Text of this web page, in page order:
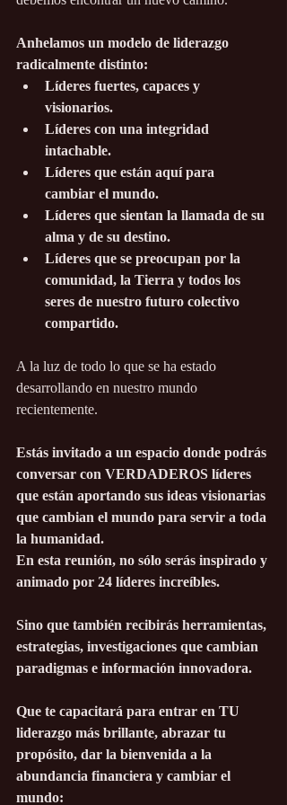
Anhelamos un modelo de liderazgo
radicalmente distinto:
Líderes fuertes, capaces y
visionarios.
Líderes con una integridad
intachable.
Líderes que están aquí para
cambiar el mundo.
Líderes que sientan la llamada de su
alma y de su destino.
Líderes que se preocupan por la
comunidad, la Tierra y todos los
seres de nuestro futuro colectivo
compartido.
A la luz de todo lo que se ha estado
desarrollando en nuestro mundo
recientemente.
Estás invitado a un espacio donde podrás
conversar con VERDADEROS líderes
que están aportando sus ideas visionarias
que cambian el mundo para servir a toda
la humanidad.
En esta reunión, no sólo serás inspirado y
animado por 24 líderes increíbles.
Sino que también recibirás herramientas,
estrategias, investigaciones que cambian
paradigmas e información innovadora.
Que te capacitará para entrar en TU
liderazgo más brillante, abrazar tu
propósito, dar la bienvenida a la
abundancia financiera y cambiar el
mundo: